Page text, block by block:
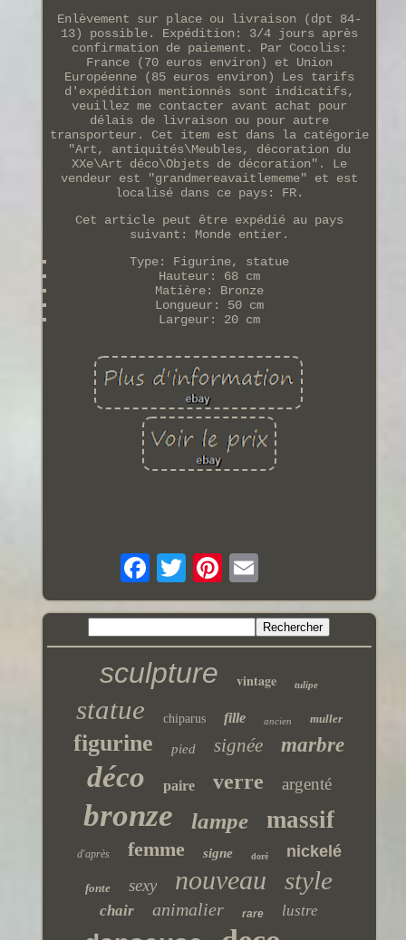
Enlèvement sur place ou livraison (dpt 84-
13) possible. Expédition: 3/4 jours après
confirmation de paiement. Par Cocolis:
France (70 euros environ) et Union
Européenne (85 euros environ) Les tarifs
d'expédition mentionnés sont indicatifs,
veuillez me contacter avant achat pour
délais de livraison ou pour autre
transporteur. Cet item est dans la catégorie
"Art, antiquités\Meubles, décoration du
XXe\Art déco\Objets de décoration". Le
vendeur est "grandmereavaitlememe" et est
localisé dans ce pays: FR.
Cet article peut être expédié au pays
suivant: Monde entier.
Type: Figurine, statue
Hauteur: 68 cm
Matière: Bronze
Longueur: 50 cm
Largeur: 20 cm
sculpture vintage tulipe
statue chiparus fille ancien muller
figurine pied signée marbre
déco paire verre argenté
bronze lampe massif
d'après femme signe doré nickelé
fonte sexy nouveau style
chair animalier rare lustre